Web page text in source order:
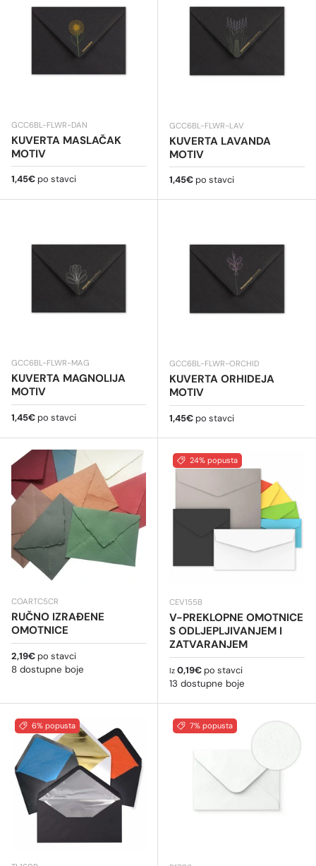
GCC6BL-FLWR-DAN
KUVERTA MASLAČAK
MOTIV
Redovna cijena
1,45€ po stavci
GCC6BL-FLWR-LAV
KUVERTA LAVANDA
MOTIV
Redovna cijena
1,45€ po stavci
GCC6BL-FLWR-MAG
KUVERTA MAGNOLIJA
MOTIV
Redovna cijena
1,45€ po stavci
GCC6BL-FLWR-ORCHID
KUVERTA ORHIDEJA
MOTIV
Redovna cijena
1,45€ po stavci
COARTC5CR
RUČNO IZRAĐENE
OMOTNICE
Redovna cijena
2,19€ po stavci
8 dostupne boje
24% popusta
CEV155B
V-PREKLOPNE OMOTNICE
S ODLJEPLJIVANJEM I
ZATVARANJEM
Redovna cijena
Iz 0,19€ po stavci
13 dostupne boje
6% popusta 7% popusta